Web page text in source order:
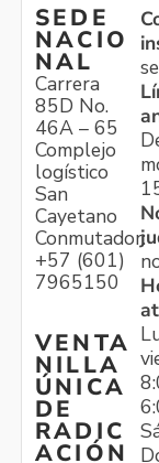
SEDE
NACIO
NAL
Carrera
85D No.
46A – 65
Complejo
logístico
San
Cayetano
Conmutador:
+57 (601)
7965150
VENTA
NILLA
ÚNICA
DE
RADIC
ACIÓN